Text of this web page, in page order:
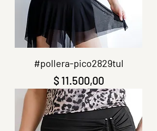
#pollera-pico2829tul
Precio
$ 11.500,00